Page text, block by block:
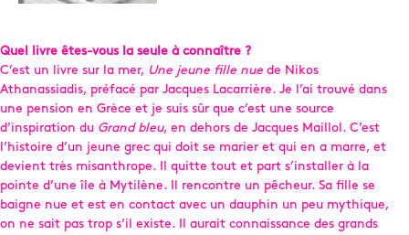
Quel livre êtes-vous la seule à connaître ?
C’est un livre sur la mer, Une jeune fille nue de Nikos
Athanassiadis, préfacé par Jacques Lacarrière. Je l’ai trouvé dans
une pension en Grèce et je suis sûr que c’est une source
d’inspiration du Grand bleu, en dehors de Jacques Maillol. C’est
l’histoire d’un jeune grec qui doit se marier et qui en a marre, et
devient très misanthrope. Il quitte tout et part s’installer à la
pointe d’une île à Mytilène. Il rencontre un pêcheur. Sa fille se
baigne nue et est en contact avec un dauphin un peu mythique,
on ne sait pas trop s’il existe. Il aurait connaissance des grands